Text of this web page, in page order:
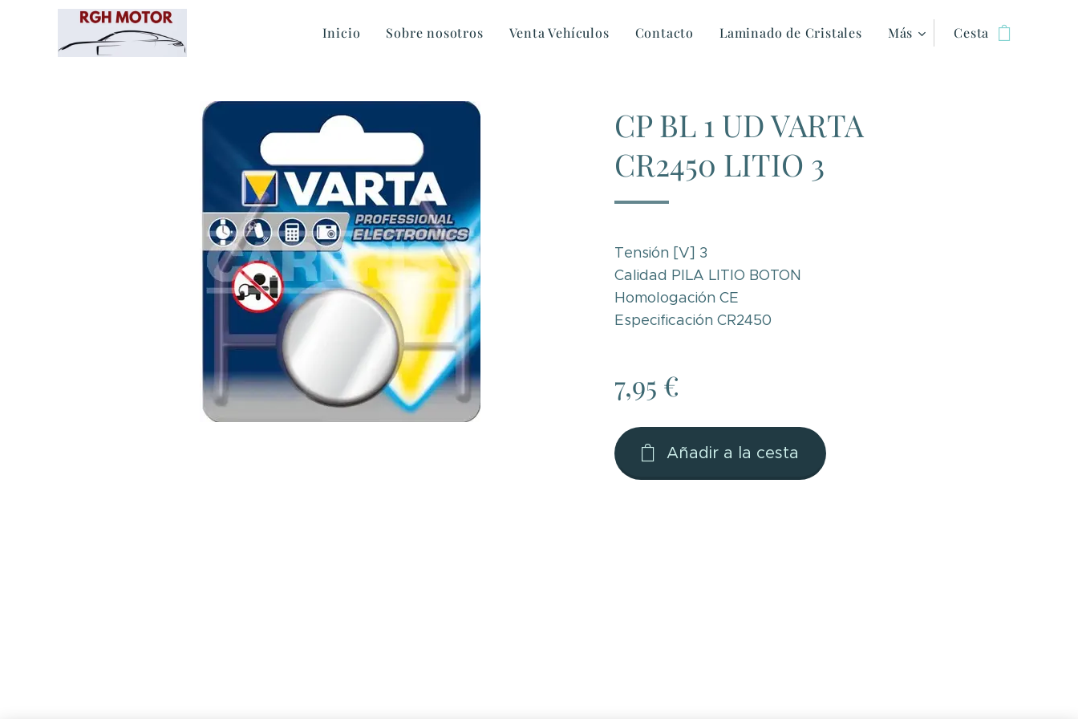
Inicio Sobre nosotros Venta Vehículos Contacto Laminado de Cristales Más Cesta
CP BL 1 UD VARTA
CR2450 LITIO 3
Tensión [V] 3
Calidad PILA LITIO BOTON
Homologación CE
Especificación CR2450
7,95 €
Añadir a la cesta